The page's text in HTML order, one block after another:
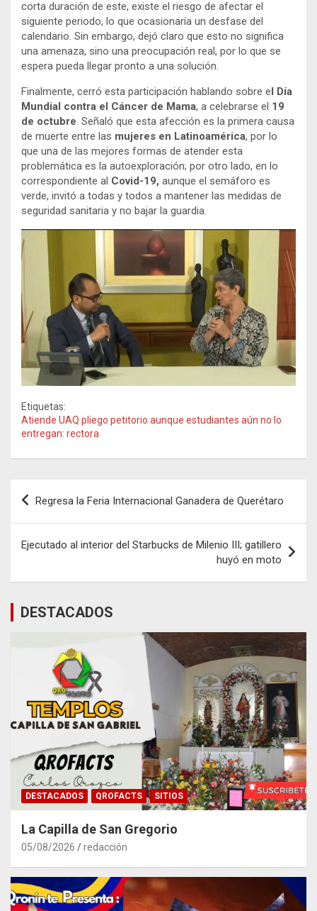
corta duración de este, existe el riesgo de afectar el
siguiente periodo, lo que ocasionaría un desfase del
calendario. Sin embargo, dejó claro que esto no significa
una amenaza, sino una preocupación real, por lo que se
espera pueda llegar pronto a una solución.
Finalmente, cerró esta participación hablando sobre el Día
Mundial contra el Cáncer de Mama, a celebrarse el 19
de octubre. Señaló que esta afección es la primera causa
de muerte entre las mujeres en Latinoamérica, por lo
que una de las mejores formas de atender esta
problemática es la autoexploración; por otro lado, en lo
correspondiente al Covid-19, aunque el semáforo es
verde, invitó a todas y todos a mantener las medidas de
seguridad sanitaria y no bajar la guardia.
Etiquetas:
Atiende UAQ pliego petitorio aunque estudiantes aún no lo
entregan: rectora
Navegación
entradas
Regresa la Feria Internacional Ganadera de Querétaro
Ejecutado al interior del Starbucks de Milenio III; gatillero
huyó en moto
DESTACADOS
DESTACADOS QROFACTS SITIOS
La Capilla de San Gregorio
05/08/2026 redacción